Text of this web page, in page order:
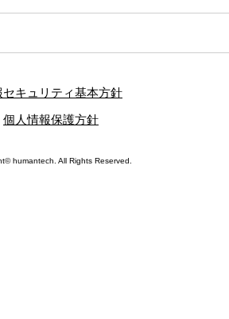
セキュリティ基本方針
個人情報保護方針
humantech. All Rights Reserved.